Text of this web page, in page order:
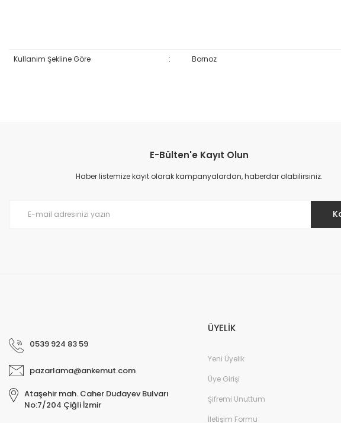
Kullanım Şekline Göre : Bornoz
Ürün resmi kalitesiz, bozuk veya görüntülenemiyor.
Ürün açıklamasında eksik bilgiler bulunuyor.
E-Bülten'e Kayıt Olun
Haber listemize kayıt olarak kampanyalardan, haberdar olabilirsiniz.
0539 924 83 59
pazarlama@ankemut.com
Ataşehir mah. Caher Dudayev Bulvarı
No:7/204 Çiğli İzmir
ÜYELİK
Yeni Üyelik
Üye Girişi
Şifremi Unuttum
İletişim Formu